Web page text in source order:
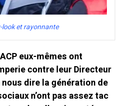
look et rayonnante
eux-mêmes ont
contre leur Directeur
dire la génération de
n’ont pas assez tac